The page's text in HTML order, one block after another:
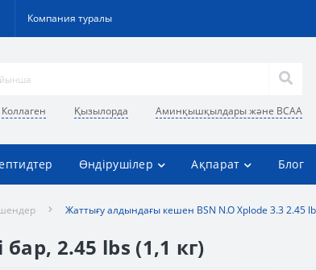
Компания туралы
Коллаген Қызылорда Аминқышқылдары және BCAA
Өндірушілер Ақпарат Блог
Жаттығу алдындағы кешен BSN N.O Xplode 3.3 2.45
2.45 lbs (1,1 кг)